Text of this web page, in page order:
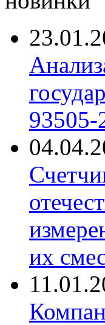
93505-
их